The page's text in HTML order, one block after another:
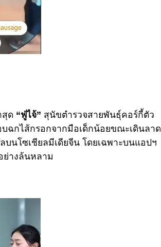
สุด “ฟู่ไจ้” สุนัขตำรวจสายพันธุ์คอร์กี้ตัว
ฉกไส้กรอกจากมือเด็กน้อยขณะเดินลาด
บนโซเชียลมีเดียจีน โดยเฉพาะบนแอปฯ
ย่างล้นหลาม